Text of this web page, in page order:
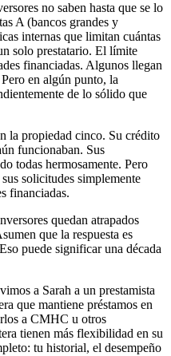
no saben hasta que se lo
A (bancos grandes y
internas que limitan cuántas
solo prestatario. El límite
financiadas. Algunos llegan
en algún punto, la
de lo sólido que
la propiedad cinco. Su crédito
funcionaban. Sus
todas hermosamente. Pero
solicitudes simplemente
financiadas.
quedan atrapados
que la respuesta es
puede significar una década
a Sarah a un prestamista
que mantiene préstamos en
a CMHC u otros
tienen más flexibilidad en su
tu historial, el desempeño